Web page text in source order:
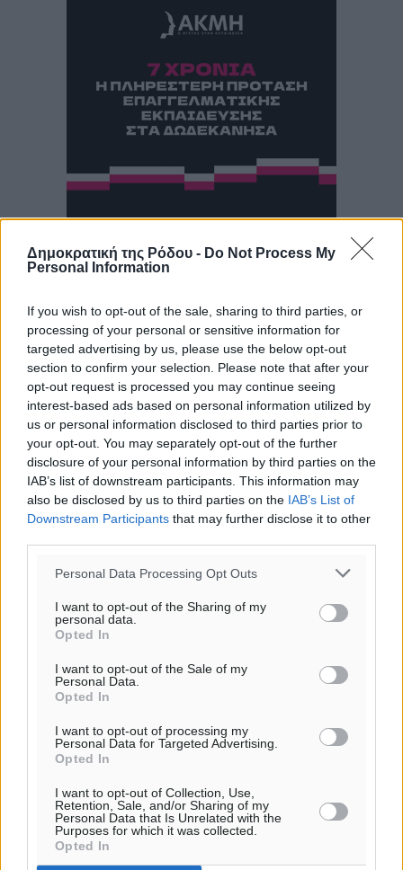
Δημοκρατική της Ρόδου - Do Not Process My
Personal Information
If you wish to opt-out of the sale, sharing to third parties, or
processing of your personal or sensitive information for
targeted advertising by us, please use the below opt-out
section to confirm your selection. Please note that after your
opt-out request is processed you may continue seeing
interest-based ads based on personal information utilized by
us or personal information disclosed to third parties prior to
your opt-out. You may separately opt-out of the further
disclosure of your personal information by third parties on the
IAB’s list of downstream participants. This information may
also be disclosed by us to third parties on the IAB’s List of
Downstream Participants that may further disclose it to other
Personal Data Processing Opt Outs
I want to opt-out of the Sharing of my
personal data.
Opted In
I want to opt-out of the Sale of my
Personal Data.
Opted In
I want to opt-out of processing my
Personal Data for Targeted Advertising.
Opted In
I want to opt-out of Collection, Use,
Retention, Sale, and/or Sharing of my
Personal Data that Is Unrelated with the
Purposes for which it was collected.
Opted In
Η Meridiam ξεκλειδώνει τις έρευνες βυθού στη
θαλάσσια περιοχή Κάσου και Καρπάθου
Τοπικές Ειδήσεις πριν 10 ώρες
Παρουσίαση βιβλίου του Α. Χατζημιχαήλ – Τιμητική
εκδήλωση για τους αυτοδιοικητικούς της Κω